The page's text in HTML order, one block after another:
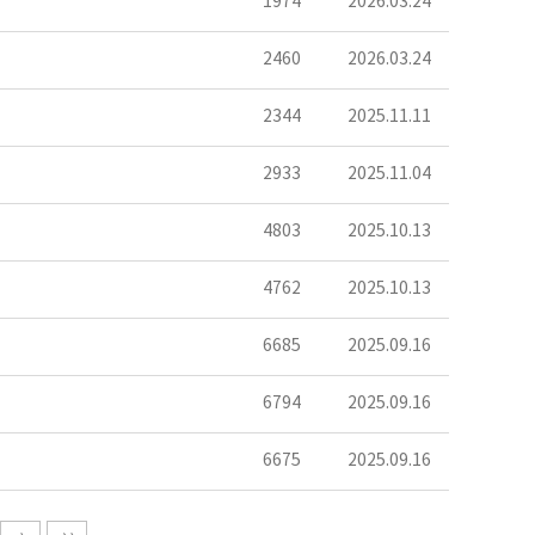
2460 2026.03.24
2344 2025.11.11
2933 2025.11.04
4803 2025.10.13
4762 2025.10.13
6685 2025.09.16
6794 2025.09.16
6675 2025.09.16